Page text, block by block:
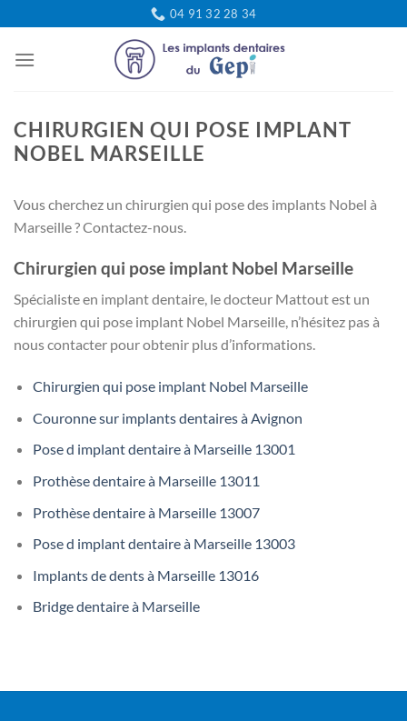
contenu
04 91 32 28 34
CHIRURGIEN QUI POSE IMPLANT
NOBEL MARSEILLE
Vous cherchez un chirurgien qui pose des implants Nobel à
Marseille ? Contactez-nous.
Chirurgien qui pose implant Nobel Marseille
Spécialiste en implant dentaire, le docteur Mattout est un
chirurgien qui pose implant Nobel Marseille, n’hésitez pas à
nous contacter pour obtenir plus d’informations.
Chirurgien qui pose implant Nobel Marseille
Couronne sur implants dentaires à Avignon
Pose d implant dentaire à Marseille 13001
Prothèse dentaire à Marseille 13011
Prothèse dentaire à Marseille 13007
Pose d implant dentaire à Marseille 13003
Implants de dents à Marseille 13016
Bridge dentaire à Marseille